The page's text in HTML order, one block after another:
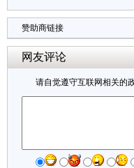
赞助商链接
网友评论
请自觉遵守互联网相关的